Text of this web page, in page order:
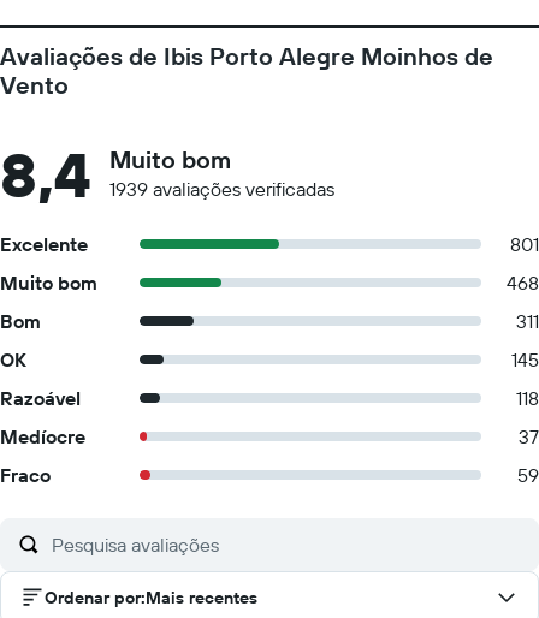
Avaliações de Ibis Porto Alegre Moinhos de
Vento
8,4 Muito bom
1939 avaliações verificadas
Excelente
801
Muito bom
468
Bom
311
OK
145
Razoável
118
Medíocre
37
Fraco
59
Ordenar por:Mais recentes